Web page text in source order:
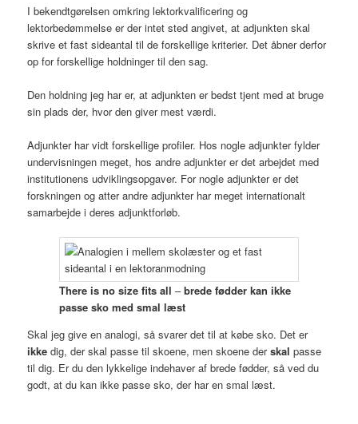
I bekendtgørelsen omkring lektorkvalificering og
lektorbedømmelse er der intet sted angivet, at adjunkten skal
skrive et fast sideantal til de forskellige kriterier. Det åbner derfor
op for forskellige holdninger til den sag.
Den holdning jeg har er, at adjunkten er bedst tjent med at bruge
sin plads der, hvor den giver mest værdi.
Adjunkter har vidt forskellige profiler. Hos nogle adjunkter fylder
undervisningen meget, hos andre adjunkter er det arbejdet med
institutionens udviklingsopgaver. For nogle adjunkter er det
forskningen og atter andre adjunkter har meget internationalt
samarbejde i deres adjunktforløb.
There is no size fits all–brede fødder kan ikke
passe sko med smal læst
Skal jeg give en analogi, så svarer det til at købe sko. Det er
ikke dig, der skal passe til skoene, men skoene derskal passe
til dig. Er du den lykkelige indehaver af brede fødder, så ved du
godt, at du kan ikke passe sko, der har en smal læst.